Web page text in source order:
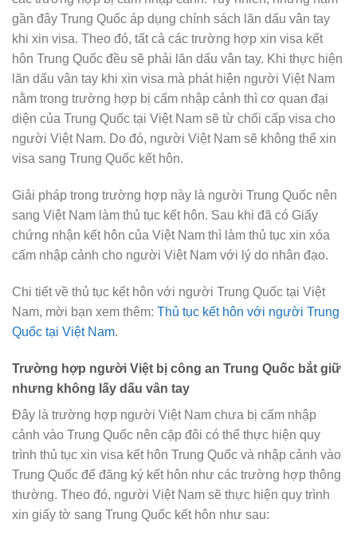
gần đây Trung Quốc áp dụng chính sách lăn dấu vân tay
khi xin visa. Theo đó, tất cả các trường hợp xin visa kết
hôn Trung Quốc đều sẽ phải lăn dấu vân tay. Khi thực hiện
lăn dấu vân tay khi xin visa mà phát hiện người Việt Nam
nằm trong trường hợp bị cấm nhập cảnh thì cơ quan đại
diện của Trung Quốc tại Việt Nam sẽ từ chối cấp visa cho
người Việt Nam. Do đó, người Việt Nam sẽ không thể xin
visa sang Trung Quốc kết hôn.
Giải pháp trong trường hợp này là người Trung Quốc nên
sang Việt Nam làm thủ tục kết hôn. Sau khi đã có Giấy
chứng nhận kết hôn của Việt Nam thì làm thủ tục xin xóa
cấm nhập cảnh cho người Việt Nam với lý do nhân đạo.
Chi tiết về thủ tục kết hôn với người Trung Quốc tại Việt
Nam, mời bạn xem thêm: Thủ tục kết hôn với người Trung
Quốc tại Việt Nam.
Trường hợp người Việt bị công an Trung Quốc bắt giữ
nhưng không lấy dấu vân tay
Đây là trường hợp người Việt Nam chưa bị cấm nhập
cảnh vào Trung Quốc nên cặp đôi có thể thực hiện quy
trình thủ tục xin visa kết hôn Trung Quốc và nhập cảnh vào
Trung Quốc để đăng ký kết hôn như các trường hợp thông
thường. Theo đó, người Việt Nam sẽ thực hiện quy trình
xin giấy tờ sang Trung Quốc kết hôn như sau: